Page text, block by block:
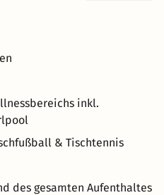
Atmosphäre bei Ihrem
Bergen. kurz-mal-weg.de
im schönen
inkl.
& Tischtennis
des gesamten Aufenthaltes